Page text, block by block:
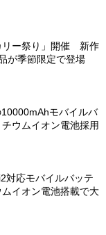
リー祭り」開催 新作
が季節限定で登場
モバイルバ
ウムイオン電池採用
対応モバイルバッテ
イオン電池搭載で大